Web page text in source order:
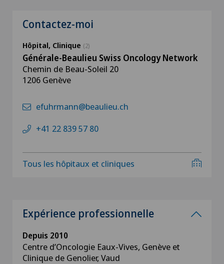
Contactez-moi
Hôpital, Clinique (2)
Générale-Beaulieu Swiss Oncology Network
Chemin de Beau-Soleil 20
1206 Genève
efuhrmann@beaulieu.ch
+41 22 839 57 80
Tous les hôpitaux et cliniques
Expérience professionnelle
Depuis 2010
Centre d’Oncologie Eaux-Vives, Genève et
Clinique de Genolier, Vaud